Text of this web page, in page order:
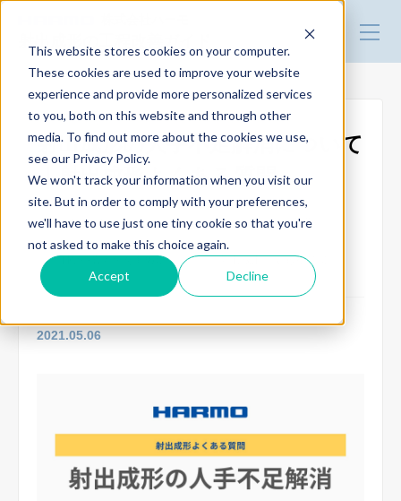
This website stores cookies on your computer.
These cookies are used to improve your website
experience and provide more personalized services
to you, both on this website and through other
media. To find out more about the cookies we use,
see our Privacy Policy.
We won't track your information when you visit our
site. But in order to comply with your preferences,
we'll have to use just one tiny cookie so that you're
not asked to make this choice again.
Accept Decline
改善事例
技術・製品情報
トータルリンク
デモ機の貸出
ピックアップ製品
射出成形の人手不足解消について
｜射出成形よくある質問
生産性を向上させたい 成形品ストック・搬送
自動化-省人化を進めたい 射出成形よくある質問
2021.05.06